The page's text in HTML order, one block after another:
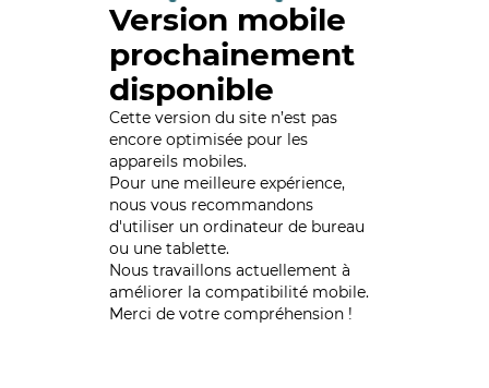
Version mobile
prochainement
disponible
Cette version du site n’est pas
encore optimisée pour les
appareils mobiles.
Pour une meilleure expérience,
nous vous recommandons
d'utiliser un ordinateur de bureau
ou une tablette.
Nous travaillons actuellement à
améliorer la compatibilité mobile.
Merci de votre compréhension !